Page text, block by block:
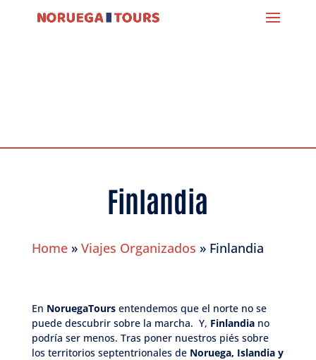
Finlandia
Home» Viajes Organizados » Finlandia
En NoruegaToursentendemos que el norte no se
puede descubrir sobre la marcha. Y, Finlandiano
podría ser menos. Tras poner nuestros piés sobre
los territorios septentrionales de Noruega, Islandia y